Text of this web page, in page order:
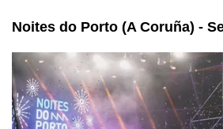
Noites do Porto (A Coruña) -